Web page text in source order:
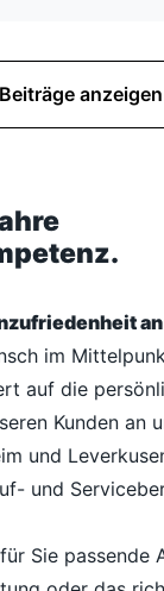
anzeigen
im
auf die
Kunden an
und
und
Sie passende